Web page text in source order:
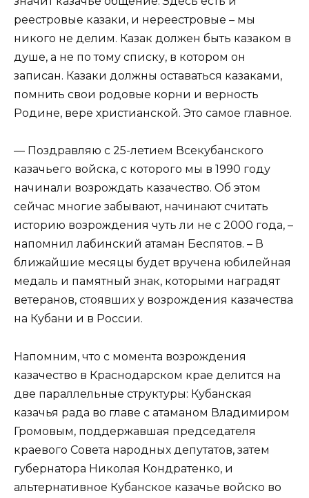
реестровые казаки, и нереестровые – мы
никого не делим. Казак должен быть казаком в
душе, а не по тому списку, в котором он
записан. Казаки должны оставаться казаками,
помнить свои родовые корни и верность
Родине, вере христианской. Это самое главное.
— Поздравляю с 25-летием Всекубанского
казачьего войска, с которого мы в 1990 году
начинали возрождать казачество. Об этом
сейчас многие забывают, начинают считать
историю возрождения чуть ли не с 2000 года, –
напомнил лабинский атаман Беспятов. – В
ближайшие месяцы будет вручена юбилейная
медаль и памятный знак, которыми наградят
ветеранов, стоявших у возрождения казачества
на Кубани и в России.
Напомним, что с момента возрождения
казачество в Краснодарском крае делится на
две параллельные структуры: Кубанская
казачья рада во главе с атаманом Владимиром
Громовым, поддержавшая председателя
краевого Совета народных депутатов, затем
губернатора Николая Кондратенко, и
альтернативное Кубанское казачье войско во